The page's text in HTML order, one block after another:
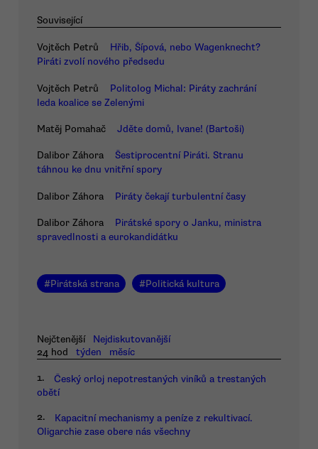
Související
Vojtěch Petrů
Hřib, Šípová, nebo Wagenknecht?
Piráti zvolí nového předsedu
Vojtěch Petrů
Politolog Michal: Piráty zachrání
leda koalice se Zelenými
Matěj Pomahač Jděte domů, Ivane! (Bartoši)
Dalibor Záhora
Šestiprocentní Piráti. Stranu
táhnou ke dnu vnitřní spory
Dalibor Záhora Piráty čekají turbulentní časy
Dalibor Záhora
Pirátské spory o Janku, ministra
spravedlnosti a eurokandidátku
#Pirátská strana #Politická kultura
Nejčtenější
Nejdiskutovanější
24 hod
týden měsíc
1.
Český orloj nepotrestaných viníků a trestaných
obětí
2.
Kapacitní mechanismy a peníze z rekultivací.
Oligarchie zase obere nás všechny